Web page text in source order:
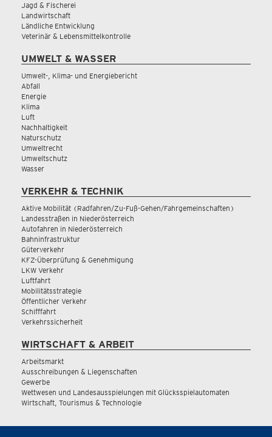
Jagd & Fischerei
Landwirtschaft
Ländliche Entwicklung
Veterinär & Lebensmittelkontrolle
UMWELT & WASSER
Umwelt-, Klima- und Energiebericht
Abfall
Energie
Klima
Luft
Nachhaltigkeit
Naturschutz
Umweltrecht
Umweltschutz
Wasser
VERKEHR & TECHNIK
Aktive Mobilität (Radfahren/Zu-Fuß-Gehen/Fahrgemeinschaften)
Landesstraßen in Niederösterreich
Autofahren in Niederösterreich
Bahninfrastruktur
Güterverkehr
KFZ-Überprüfung & Genehmigung
LKW Verkehr
Luftfahrt
Mobilitätsstrategie
Öffentlicher Verkehr
Schifffahrt
Verkehrssicherheit
WIRTSCHAFT & ARBEIT
Arbeitsmarkt
Ausschreibungen & Liegenschaften
Gewerbe
Wettwesen und Landesausspielungen mit Glücksspielautomaten
Wirtschaft, Tourismus & Technologie